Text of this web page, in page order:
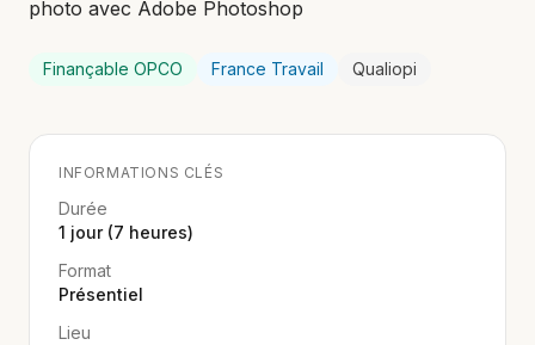
photo avec Adobe Photoshop
Finançable OPCO France Travail Qualiopi
INFORMATIONS CLÉS
Durée
1 jour (7 heures)
Format
Présentiel
Lieu